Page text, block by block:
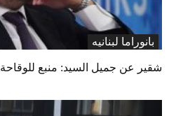
بانوراما لبنانیه
شقير عن جميل السيد: منبع للوقاحة